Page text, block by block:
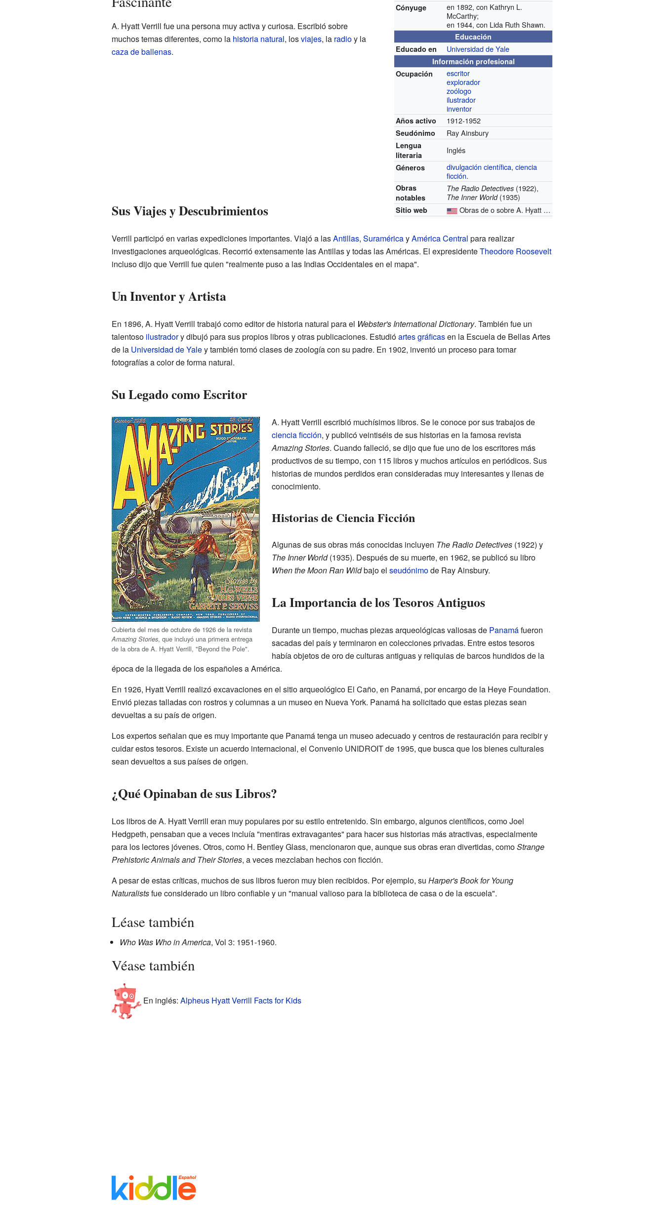
Cónyuge
en 1892, con Kathryn L.
McCarthy;
en 1944, con Lida Ruth Shawn.
Educación
Educado en
Universidad de Yale
Información profesional
Ocupación
escritor
explorador
zoólogo
ilustrador
inventor
Años activo 1912-1952
Seudónimo Ray Ainsbury
Lengua
literaria
Inglés
Géneros divulgación científica,ciencia
ficción.
Obras
notables
The Radio Detectives (1922),
The Inner World(1935)
Sitio web Obras de o sobre A. Hyatt Verrill
A. Hyatt Verrill fue una persona muy activa y curiosa. Escribió sobre
muchos temas diferentes, como la historia natural, losviajes, la radioy la
caza de ballenas.
Sus Viajes y Descubrimientos
Verrill participó en varias expediciones importantes. Viajó a lasAntillas, SuraméricayAmérica Central para realizar
investigaciones arqueológicas. Recorrió extensamente las Antillas y todas las Américas. El expresidenteTheodore Roosevelt
incluso dijo que Verrill fue quien "realmente puso a las Indias Occidentales en el mapa".
Un Inventor y Artista
En 1896, A. Hyatt Verrill trabajó como editor de historia natural para el Webster's International Dictionary. También fue un
talentoso ilustradory dibujó para sus propios libros y otras publicaciones. Estudióartes gráficasen la Escuela de Bellas Artes
de la Universidad de Yaley también tomó clases de zoología con su padre. En 1902, inventó un proceso para tomar
fotografías a color de forma natural.
Su Legado como Escritor
Cubierta del mes de octubre de 1926 de la revista
Amazing Stories, que incluyó una primera entrega
de la obra de A. Hyatt Verrill, "Beyond the Pole".
A. Hyatt Verrill escribió muchísimos libros. Se le conoce por sus trabajos de
ciencia ficción, y publicó veintiséis de sus historias en la famosa revista
Amazing Stories. Cuando falleció, se dijo que fue uno de los escritores más
productivos de su tiempo, con 115 libros y muchos artículos en periódicos. Sus
historias de mundos perdidos eran consideradas muy interesantes y llenas de
conocimiento.
Historias de Ciencia Ficción
Algunas de sus obras más conocidas incluyen The Radio Detectives(1922) y
The Inner World(1935). Después de su muerte, en 1962, se publicó su libro
When the Moon Ran Wildbajo el seudónimode Ray Ainsbury.
La Importancia de los Tesoros Antiguos
Durante un tiempo, muchas piezas arqueológicas valiosas de Panamáfueron
sacadas del país y terminaron en colecciones privadas. Entre estos tesoros
había objetos de oro de culturas antiguas y reliquias de barcos hundidos de la
época de la llegada de los españoles a América.
En 1926, Hyatt Verrill realizó excavaciones en el sitio arqueológico El Caño, en Panamá, por encargo de la Heye Foundation.
Envió piezas talladas con rostros y columnas a un museo en Nueva York. Panamá ha solicitado que estas piezas sean
devueltas a su país de origen.
Los expertos señalan que es muy importante que Panamá tenga un museo adecuado y centros de restauración para recibir y
cuidar estos tesoros. Existe un acuerdo internacional, el Convenio UNIDROIT de 1995, que busca que los bienes culturales
sean devueltos a sus países de origen.
¿Qué Opinaban de sus Libros?
Los libros de A. Hyatt Verrill eran muy populares por su estilo entretenido. Sin embargo, algunos científicos, como Joel
Hedgpeth, pensaban que a veces incluía "mentiras extravagantes" para hacer sus historias más atractivas, especialmente
para los lectores jóvenes. Otros, como H. Bentley Glass, mencionaron que, aunque sus obras eran divertidas, comoStrange
Prehistoric Animals and Their Stories, a veces mezclaban hechos con ficción.
A pesar de estas críticas, muchos de sus libros fueron muy bien recibidos. Por ejemplo, su Harper's Book for Young
Naturalistsfue considerado un libro confiable y un "manual valioso para la biblioteca de casa o de la escuela".
Léase también
Who Was Who in America, Vol 3: 1951-1960.
Véase también
En inglés: Alpheus Hyatt Verrill Facts for Kids